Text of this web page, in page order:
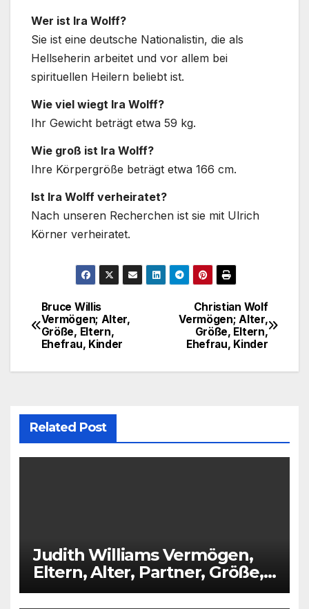
Wer ist Ira Wolff?
Sie ist eine deutsche Nationalistin, die als
Hellseherin arbeitet und vor allem bei
spirituellen Heilern beliebt ist.
Wie viel wiegt Ira Wolff?
Ihr Gewicht beträgt etwa 59 kg.
Wie groß ist Ira Wolff?
Ihre Körpergröße beträgt etwa 166 cm.
Ist Ira Wolff verheiratet?
Nach unseren Recherchen ist sie mit Ulrich
Körner verheiratet.
Post
navigation
Christian Wolf
Vermögen; Alter,
Größe, Eltern,
Ehefrau, Kinder
Bruce Willis
Vermögen; Alter,
Größe, Eltern,
Ehefrau, Kinder
Related Post
Judith Williams Vermögen,
Eltern, Alter, Partner, Größe,
Kinder